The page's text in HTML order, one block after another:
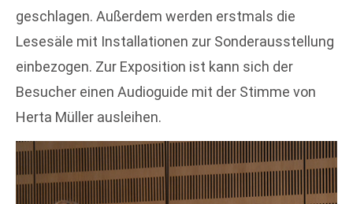
geschlagen. Außerdem werden erstmals die
Lesesäle mit Installationen zur Sonderausstellung
einbezogen. Zur Exposition ist kann sich der
Besucher einen Audioguide mit der Stimme von
Herta Müller ausleihen.